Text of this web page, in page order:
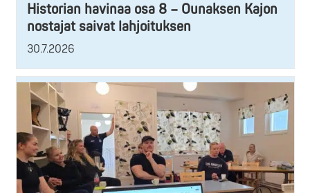
Historian havinaa osa 8 – Ounaksen Kajon
nostajat saivat lahjoituksen
30.7.2026